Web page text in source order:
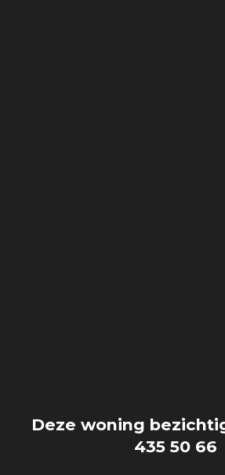
Deze woning
435 50 66